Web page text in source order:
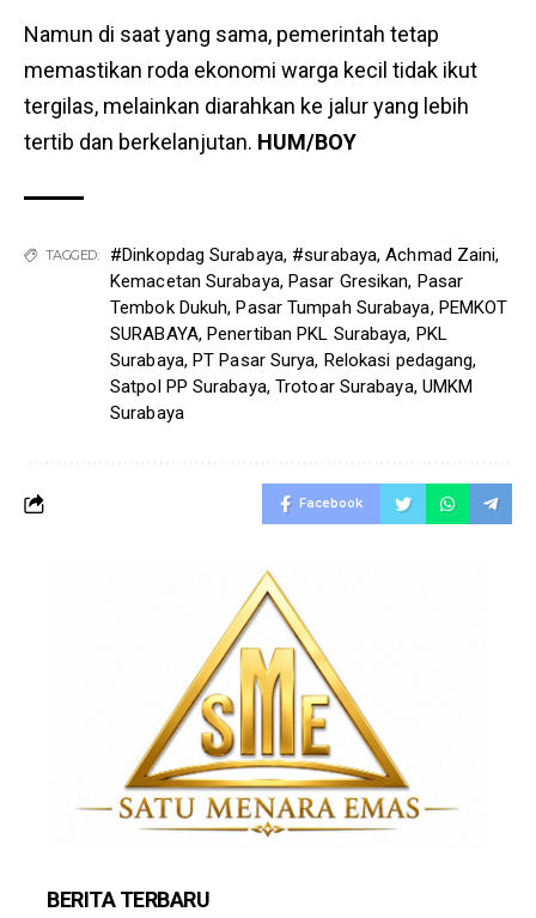
Namun di saat yang sama, pemerintah tetap
memastikan roda ekonomi warga kecil tidak ikut
tergilas, melainkan diarahkan ke jalur yang lebih
tertib dan berkelanjutan. HUM/BOY
TAGGED: #Dinkopdag Surabaya, #surabaya,Achmad Zaini,
Kemacetan Surabaya,Pasar Gresikan, Pasar
Tembok Dukuh,Pasar Tumpah Surabaya, PEMKOT
SURABAYA,Penertiban PKL Surabaya, PKL
Surabaya,PT Pasar Surya, Relokasi pedagang,
Satpol PP Surabaya,Trotoar Surabaya, UMKM
Surabaya
Facebook
BERITA TERBARU